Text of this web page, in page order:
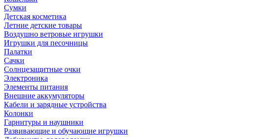
Сумки
Детская косметика
Летние детские товары
Воздушно ветровые игрушки
Игрушки для песочницы
Палатки
Сачки
Солнцезащитные очки
Электроника
Элементы питания
Внешние аккумуляторы
Кабели и зарядные устройства
Колонки
Гарнитуры и наушники
Развивающие и обучающие игрушки